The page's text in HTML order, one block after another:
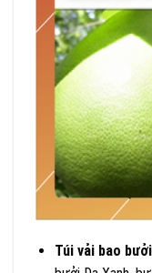
Túi vải bao bưởi